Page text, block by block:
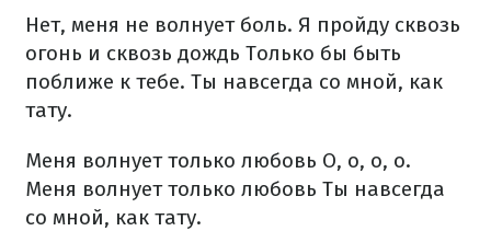
Нет, меня не волнует боль. Я пройду сквозь
огонь и сквозь дождь Только бы быть
поближе к тебе. Ты навсегда со мной, как
тату.
Меня волнует только любовь O, o, o, o.
Меня волнует только любовь Ты навсегда
со мной, как тату.